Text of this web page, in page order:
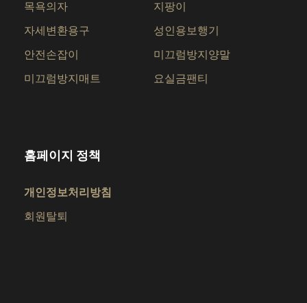
목욕의자 지팡이
자세변환용구 성인용보행기
안전손잡이 미끄럼방지양말
미끄럼방지매트 요실금팬티
홈페이지 정책
개인정보처리방침
회원탈퇴